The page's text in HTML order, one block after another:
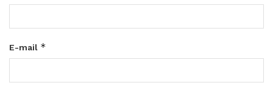
E-mail *